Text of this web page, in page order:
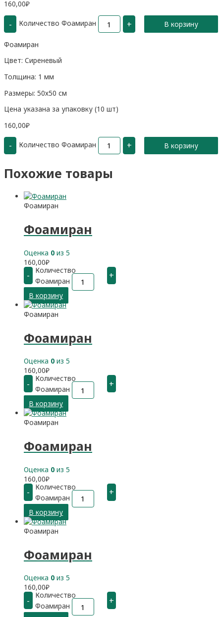
160,00₽
- Количество Фоамиран + В корзину
Фоамиран
Цвет: Сиреневый
Толщина: 1 мм
Размеры: 50х50 см
Цена указана за упаковку (10 шт)
160,00₽
- Количество Фоамиран + В корзину
Похожие товары
Фоамиран
Фоамиран
Оценка 0 из 5
160,00₽
-
Количество
Фоамиран
+
В корзину
Фоамиран
Фоамиран
Оценка 0 из 5
160,00₽
-
Количество
Фоамиран
+
В корзину
Фоамиран
Фоамиран
Оценка 0 из 5
160,00₽
-
Количество
Фоамиран
+
В корзину
Фоамиран
Фоамиран
Оценка 0 из 5
160,00₽
-
Количество
Фоамиран
+